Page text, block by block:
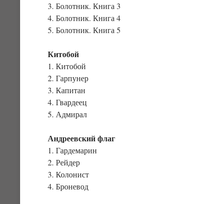
3. Болотник. Книга 3
4. Болотник. Книга 4
5. Болотник. Книга 5
Китобой
1. Китобой
2. Гарпунер
3. Капитан
4. Гвардеец
5. Адмирал
Андреевский флаг
1. Гардемарин
2. Рейдер
3. Колонист
4. Броневод